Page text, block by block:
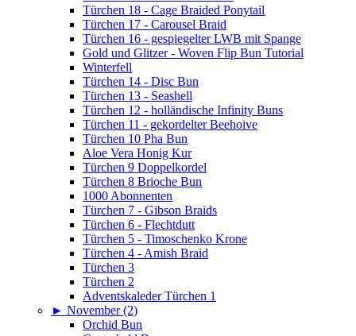
Türchen 18 - Cage Braided Ponytail
Türchen 17 - Carousel Braid
Türchen 16 - gespiegelter LWB mit Spange
Gold und Glitzer - Woven Flip Bun Tutorial
Winterfell
Türchen 14 - Disc Bun
Türchen 13 - Seashell
Türchen 12 - holländische Infinity Buns
Türchen 11 - gekordelter Beehoive
Türchen 10 Pha Bun
Aloe Vera Honig Kur
Türchen 9 Doppelkordel
Türchen 8 Brioche Bun
1000 Abonnenten
Türchen 7 - Gibson Braids
Türchen 6 - Flechtdutt
Türchen 5 - Timoschenko Krone
Türchen 4 - Amish Braid
Türchen 3
Türchen 2
Adventskaleder Türchen 1
► November (2)
Orchid Bun